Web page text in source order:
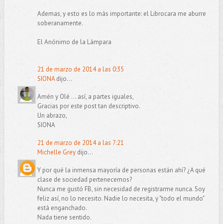
Ademas, y esto es lo más importante: el Librocara me aburre
soberanamente.
El Anónimo de la Lámpara
21 de marzo de 2014 a las 0:35
SIONAdijo...
Amén y Olé ... así, a partes iguales,
Gracias por este post tan descriptivo.
Un abrazo,
SIONA
21 de marzo de 2014 a las 7:21
Michelle Greydijo...
Y por qué la inmensa mayoría de personas están ahí? ¿A qué
clase de sociedad pertenecemos?
Nunca me gustó FB, sin necesidad de registrarme nunca. Soy
feliz así, no lo necesito. Nadie lo necesita, y "todo el mundo"
está enganchado.
Nada tiene sentido.